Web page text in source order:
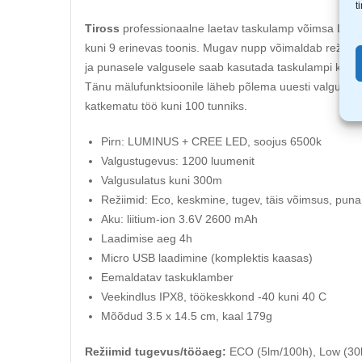
Tiross professionaalne laetav taskulamp võimsa
kuni 9 erinevas toonis. Mugav nupp võimaldab
ja punasele valgusele saab kasutada taskulampi ka
Tänu mälufunktsioonile läheb põlema uuesti valgus,
katkematu töö kuni 100 tunniks.
Pirn: LUMINUS + CREE LED, soojus 6500k
Valgustugevus: 1200 luumenit
Valgusulatus kuni 300m
Režiimid: Eco, keskmine, tugev, täis võimsus,
Aku: liitium-ion 3.6V 2600 mAh
Laadimise aeg 4h
Micro USB laadimine (komplektis kaasas)
Eemaldatav taskuklamber
Veekindlus IPX8, töökeskkond -40 kuni 40 C
Mõõdud 3.5 x 14.5 cm, kaal 179g
Režiimid tugevus/tööaeg: ECO (5lm/100h), Low